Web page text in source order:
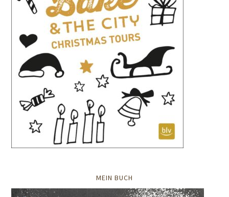
MEIN BUCH